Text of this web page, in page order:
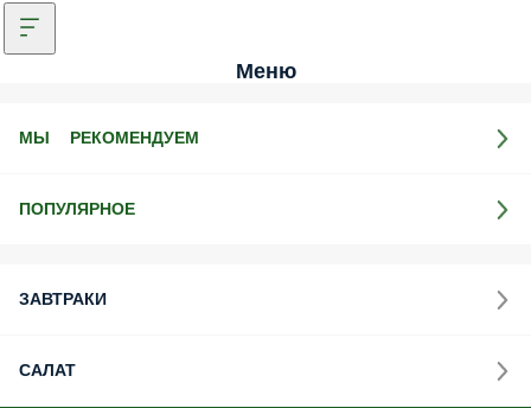
Меню
МЫ РЕКОМЕНДУЕМ
ПОПУЛЯРНОЕ
ЗАВТРАКИ
САЛАТ